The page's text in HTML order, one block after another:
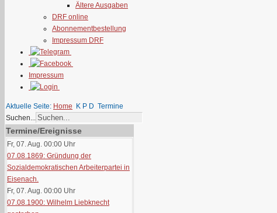
Ältere Ausgaben
DRF online
Abonnementbestellung
Impressum DRF
Impressum
Aktuelle Seite: Home K P D Termine
Suchen...
Termine/Ereignisse
Fr, 07. Aug. 00:00 Uhr
07.08.1869: Gründung der
Sozialdemokratischen Arbeiterpartei in
Eisenach.
Fr, 07. Aug. 00:00 Uhr
07.08.1900: Wilhelm Liebknecht